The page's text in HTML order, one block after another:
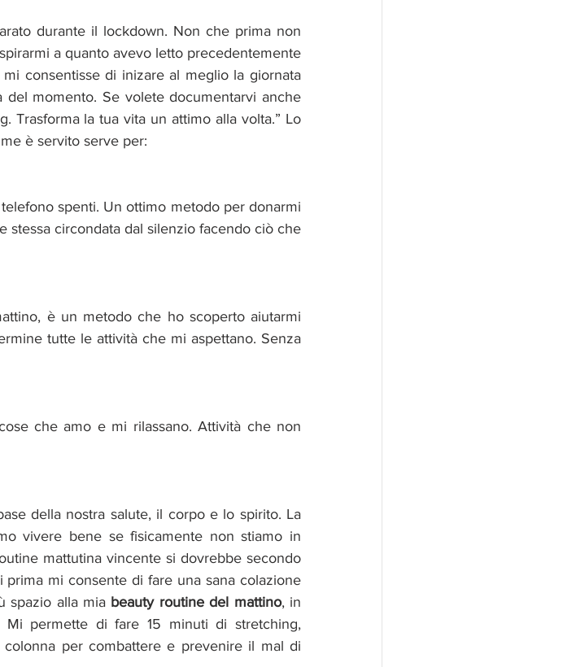
durante il lockdown. Non che prima non
a quanto avevo letto precedentemente
consentisse di inizare al meglio la giornata
momento. Se volete documentarvi anche
Trasforma la tua vita un attimo alla volta.” Lo
è servito serve per:
spenti. Un ottimo metodo per donarmi
stessa circondata dal silenzio facendo ciò che
è un metodo che ho scoperto aiutarmi
tutte le attività che mi aspettano. Senza
che amo e mi rilassano. Attività che non
della nostra salute, il corpo e lo spirito. La
vivere bene se fisicamente non stiamo in
mattutina vincente si dovrebbe secondo
mi consente di fare una sana colazione
spazio alla mia beauty routine del mattino, in
Mi permette di fare 15 minuti di stretching,
per combattere e prevenire il mal di